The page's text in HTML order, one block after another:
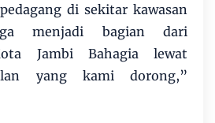
di sekitar kawasan
menjadi bagian dari
Jambi Bahagia lewat
yang kami dorong,”